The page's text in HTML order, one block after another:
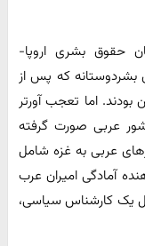
حقوق بشری اروپا-
بشردوستانه که پس از
اما تعجب آورتر
عربی صورت گرفته
عربی به غزه شامل
آمادگی امیران عرب
یک کارشناس سیاسی،